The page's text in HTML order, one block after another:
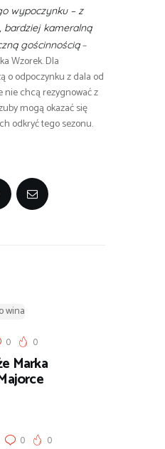
wypoczynku – z
bardziej kameralną
gościnnością–
Wzorek. Dla
o odpoczynku z dala od
nie chcą rezygnować z
mogą okazać się
odkryć tego sezonu.
0 0
Marka
0 0